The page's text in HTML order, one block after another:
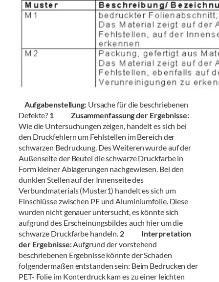
Aufgabenstellung:Ursache für die beschriebenen
Defekte? 1 Zusammenfassung der Ergebnisse:
Wie die Untersuchungen zeigen, handelt es sich bei
den Druckfehlern um Fehlstellen im Bereich der
schwarzen Bedruckung. Des Weiteren wurde auf der
Außenseite der Beutel die schwarze Druckfarbe in
Form kleiner Ablagerungen nachgewiesen. Bei den
dunklen Stellen auf der Innenseite des
Verbundmaterials (Muster1) handelt es sich um
Einschlüsse zwischen PE und Aluminiumfolie. Diese
wurden nicht genauer untersucht, es könnte sich
aufgrund des Erscheinungsbildes auch hier um die
schwarze Druckfarbe handeln. 2 Interpretation
der Ergebnisse:Aufgrund der vorstehend
beschriebenen Ergebnisse könnte der Schaden
folgendermaßen entstanden sein: Beim Bedrucken der
PET- Folie im Konterdruck kam es zu einer leichten